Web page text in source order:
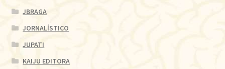
JBRAGA
JORNALÍSTICO
JUPATI
KAIJU EDITORA